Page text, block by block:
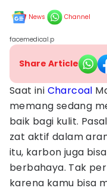
News Channel
facemedical.p
Share Article
Saat ini Charcoal
memang sedang
baik bagi kulit.
zat aktif dalam
itu, karbon juga
berbahaya. Tak
karena kamu bisa